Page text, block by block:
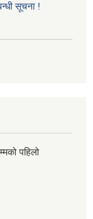
सूचना !
पहिलो